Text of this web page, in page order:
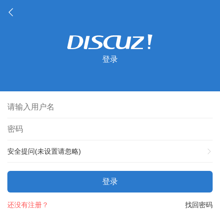
登录
安全提问(未设置请忽略)
登录
找回密码
还没有注册？